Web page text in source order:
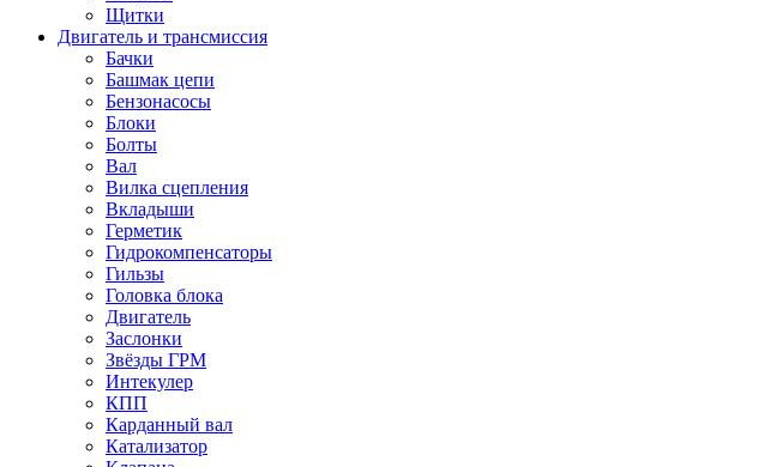
Щитки
Двигатель и трансмиссия
Бачки
Башмак цепи
Бензонасосы
Блоки
Болты
Вал
Вилка сцепления
Вкладыши
Герметик
Гидрокомпенсаторы
Гильзы
Головка блока
Двигатель
Заслонки
Звёзды ГРМ
Интекулер
КПП
Карданный вал
Катализатор